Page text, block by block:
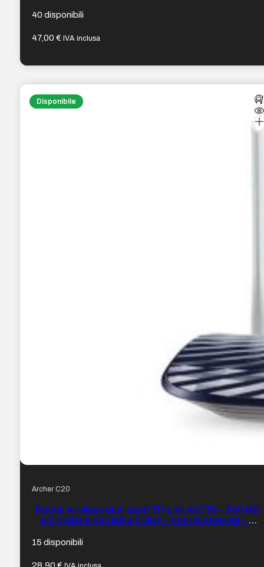
40 disponibili
47,00€ IVA inclusa
Disponibile
Archer C20
Router wireless dual band TP-Link AC750 – 300 MB
a 2,4 GHz e 433 MB a 5 GHz – 4 porte Ethernet – 2
15 disponibili